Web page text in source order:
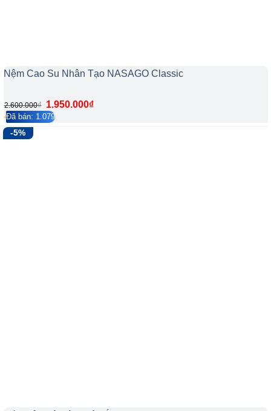
Nệm Cao Su Nhân Tạo NASAGO Classic
2.600.000₫ 1.950.000₫
4.2/5 213
Đã bán: 1.079
-5%